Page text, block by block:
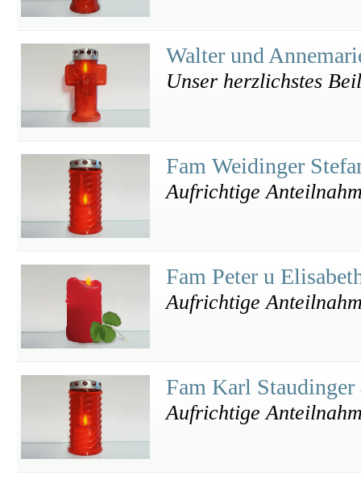
Walter und
Unser herzlichstes
Fam Weidinger
Aufrichtige
Fam Peter u
Aufrichtige
Fam Karl Staudinger
Aufrichtige